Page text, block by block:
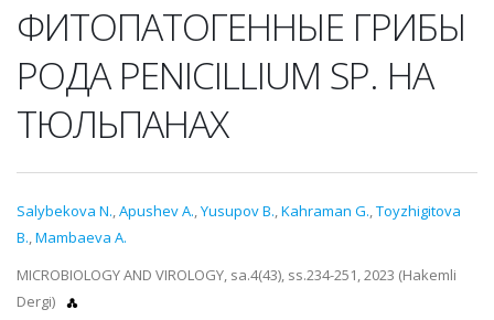
ФИТОПАТОГЕННЫЕ ГРИБЫ
РОДА PENICILLIUM SP. НА
ТЮЛЬПАНАХ
Salybekova N.,Apushev А.,Yusupov B.,Kahraman G.,Toyzhigitova
B.,Mambaeva A.
MICROBIOLOGY AND VIROLOGY, sa.4(43), ss.234-251, 2023 (Hakemli
Dergi)